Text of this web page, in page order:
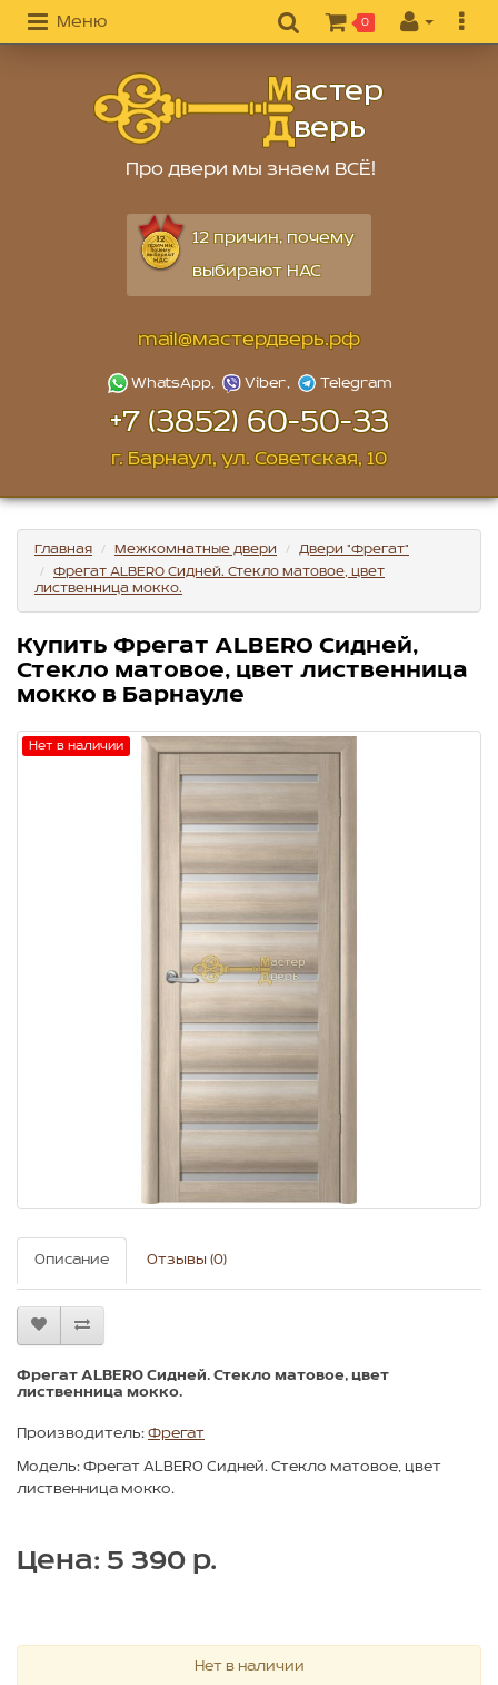
Меню 0
Про двери мы знаем ВСЁ!
12 причин, почему
выбирают НАС
mail@мастердверь.рф
+7 (3852) 60-50-33
г. Барнаул, ул. Советская, 10
Главная Межкомнатные двери
Двери "Фрегат"
Фрегат ALBERO Сидней. Стекло матовое, цвет
лиственница мокко.
Купить Фрегат ALBERO Сидней,
Стекло матовое, цвет лиственница
мокко в Барнауле
Нет в наличии
Описание Отзывы (0)
Фрегат ALBERO Сидней. Стекло матовое, цвет
лиственница мокко.
Производитель: Фрегат
Модель: Фрегат ALBERO Сидней. Стекло матовое, цвет
лиственница мокко.
Цена: 5 390 р.
Нет в наличии